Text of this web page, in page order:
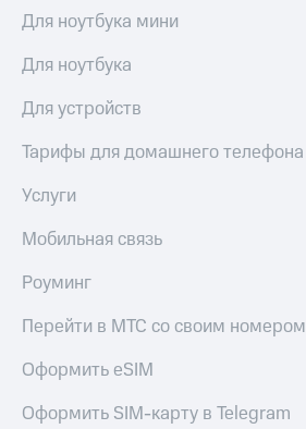
Для ноутбука мини
Для ноутбука
Для устройств
Тарифы для домашнего телефона
Услуги
Мобильная связь
Роуминг
Перейти в МТС со своим номером
Оформить eSIM
Оформить SIM-карту в Telegram